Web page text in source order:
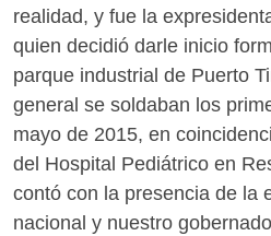
realidad, y fue la
quien decidió darle inicio
parque industrial de Puerto
general se soldaban los
mayo de 2015, en
del Hospital Pediátrico en
contó con la presencia de la
nacional y nuestro